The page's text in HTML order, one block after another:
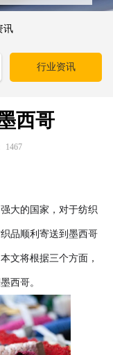
户更多个性化需求
讯
行业资讯
西哥
1467
大的国家，对于纺织
品顺利寄送到墨西哥
文将根据三个方面，
西哥。